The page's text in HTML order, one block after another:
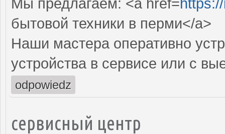
Мы предлагаем: <a href=
бытовой техники в перми</a>
Наши мастера оперативно
устройства в сервисе или с
odpowiedz
сервисный центр